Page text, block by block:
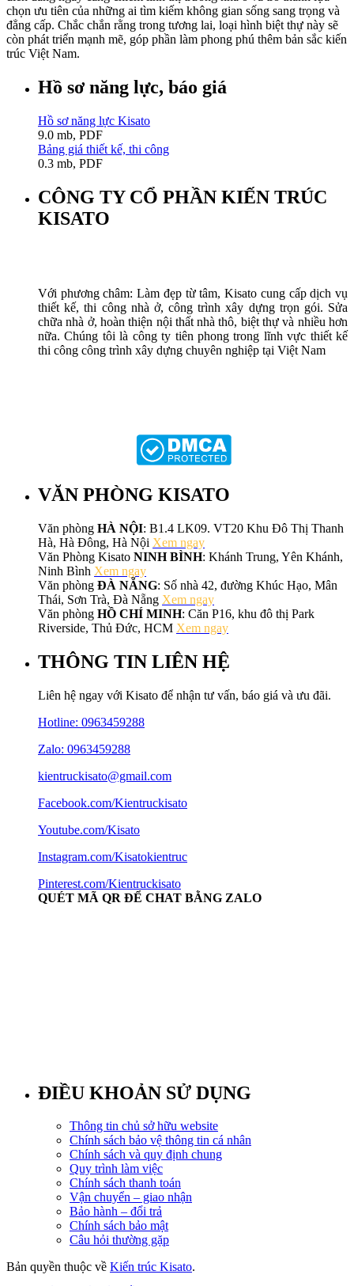
chọn ưu tiên của những ai tìm kiếm không gian sống sang trọng và
đẳng cấp. Chắc chắn rằng trong tương lai, loại hình biệt thự này sẽ
còn phát triển mạnh mẽ, góp phần làm phong phú thêm bản sắc kiến
trúc Việt Nam.
Hồ sơ năng lực, báo giá
Hồ sơ năng lực Kisato
9.0 mb, PDF
Bảng giá thiết kế, thi công
0.3 mb, PDF
CÔNG TY CỔ PHẦN KIẾN TRÚC
KISATO
Với phương châm: Làm đẹp từ tâm, Kisato cung cấp dịch vụ
thiết kế, thi công nhà ở, công trình xây dựng trọn gói. Sửa
chữa nhà ở, hoàn thiện nội thất nhà thô, biệt thự và nhiều hơn
nữa. Chúng tôi là công ty tiên phong trong lĩnh vực thiết kế
thi công công trình xây dựng chuyên nghiệp tại Việt Nam
VĂN PHÒNG KISATO
Văn phòng HÀ NỘI: B1.4 LK09. VT20 Khu Đô Thị Thanh
Hà, Hà Đông, Hà Nội Xem ngay
Văn Phòng Kisato NINH BÌNH: Khánh Trung, Yên Khánh,
Ninh Bình Xem ngay
Văn phòng ĐÀ NẴNG: Số nhà 42, đường Khúc Hạo, Mân
Thái, Sơn Trà, Đà Nẵng Xem ngay
Văn phòng HỒ CHÍ MINH: Căn P16, khu đô thị Park
Riverside, Thủ Đức, HCM Xem ngay
THÔNG TIN LIÊN HỆ
Liên hệ ngay với Kisato để nhận tư vấn, báo giá và ưu đãi.
Hotline: 0963459288
Zalo: 0963459288
kientruckisato@gmail.com
Facebook.com/Kientruckisato
Youtube.com/Kisato
Instagram.com/Kisatokientruc
Pinterest.com/Kientruckisato
QUÉT MÃ QR ĐỂ CHAT BẰNG ZALO
ĐIỀU KHOẢN SỬ DỤNG
Thông tin chủ sở hữu website
Chính sách bảo vệ thông tin cá nhân
Chính sách và quy định chung
Quy trình làm việc
Chính sách thanh toán
Vận chuyển – giao nhận
Bảo hành – đổi trả
Chính sách bảo mật
Câu hỏi thường gặp
Bản quyền thuộc về Kiến trúc Kisato.